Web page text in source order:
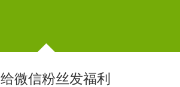
给微信粉丝发福利